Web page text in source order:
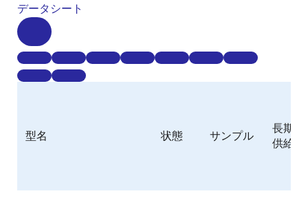
データシート
型名 状態 サンプル
長期
供給